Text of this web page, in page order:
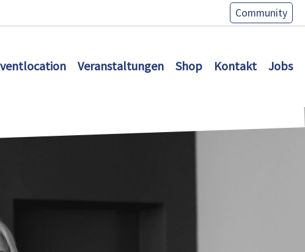
Community
Veranstaltungen Shop Kontakt Jobs